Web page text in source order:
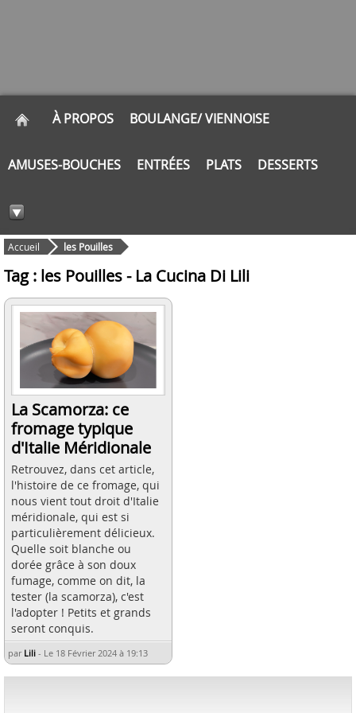
À PROPOS BOULANGE/ VIENNOISE
AMUSES-BOUCHES ENTRÉES PLATS DESSERTS
Accueil les Pouilles
Tag : les Pouilles - La Cucina Di Lili
La Scamorza: ce
fromage typique
d'Italie Méridionale
Retrouvez, dans cet article,
l'histoire de ce fromage, qui
nous vient tout droit d'Italie
méridionale, qui est si
particulièrement délicieux.
Quelle soit blanche ou
dorée grâce à son doux
fumage, comme on dit, la
tester (la scamorza), c'est
l'adopter ! Petits et grands
seront conquis.
par Lili - Le 18 Février 2024 à 19:13